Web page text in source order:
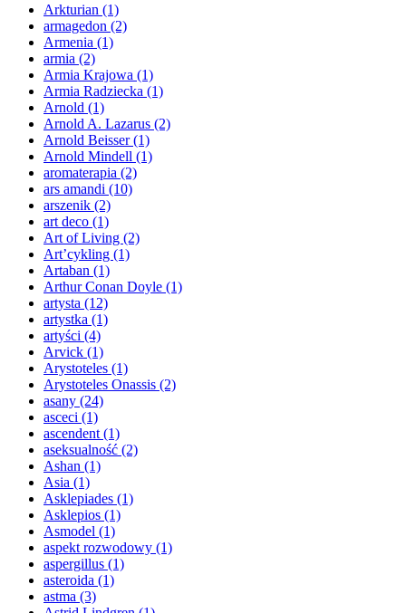
Arkturian (1)
armagedon (2)
Armenia (1)
armia (2)
Armia Krajowa (1)
Armia Radziecka (1)
Arnold (1)
Arnold A. Lazarus (2)
Arnold Beisser(1)
Arnold Mindell (1)
aromaterapia (2)
ars amandi (10)
arszenik (2)
art deco (1)
Art of Living (2)
Art’cykling (1)
Artaban (1)
Arthur Conan Doyle (1)
artysta (12)
artystka (1)
artyści (4)
Arvick (1)
Arystoteles (1)
Arystoteles Onassis (2)
asany (24)
asceci (1)
ascendent (1)
aseksualność (2)
Ashan (1)
Asia (1)
Asklepiades (1)
Asklepios (1)
Asmodel (1)
aspekt rozwodowy (1)
aspergillus (1)
asteroida (1)
astma (3)